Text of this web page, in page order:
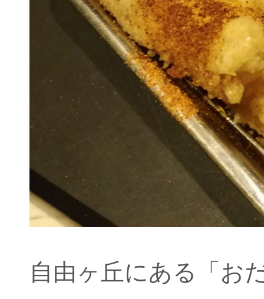
自由ヶ丘にある「お